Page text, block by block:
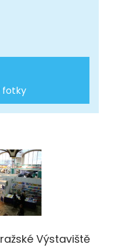
fotky
Výstaviště